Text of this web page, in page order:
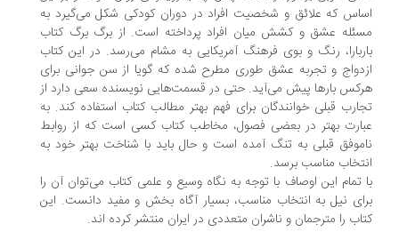
که علائق و شخصیت افراد در دوران کودکی شکل می‌گیرد به
عشق و کشش میان افراد پرداخته است. از برگ برگ کتاب
رنگ و بوی فرهنگ آمریکایی به مشام می‌رسد. در این کتاب
و تجربه عشق طوری مطرح شده که گویا از سن جوانی برای
بارها پیش می‌آید. حتی در قسمت‌هایی نویسنده سعی دارد از
قبلی خوانندگان برای فهم بهتر مطالب کتاب استفاده کند. به
بهتر در بعضی فصول، مخاطب کتاب کسی است که از روابط
قبلی به تنگ آمده است و حال باید با شناخت بهتر خود به
مناسب برسد.
تمام این اوصاف با توجه به نگاه وسیع و علمی کتاب می‌توان آن را
نیل به انتخاب مناسب، بسیار آگاه بخش و مفید دانست. این
را مترجمان و ناشران متعددی در ایران منتشر کرده اند.